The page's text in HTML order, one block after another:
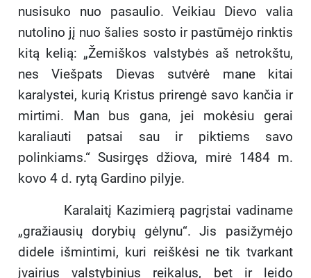
nusisuko nuo pasaulio. Veikiau Dievo valia
nutolino jį nuo šalies sosto ir pastūmėjo rinktis
kitą kelią: „Žemiškos valstybės aš netrokštu,
nes Viešpats Dievas sutvėrė mane kitai
karalystei, kurią Kristus prirengė savo kančia ir
mirtimi. Man bus gana, jei mokėsiu gerai
karaliauti patsai sau ir piktiems savo
polinkiams.“ Susirgęs džiova, mirė 1484 m.
kovo 4 d. rytą Gardino pilyje.
Karalaitį Kazimierą pagrįstai vadiname
„gražiausių dorybių gėlynu“. Jis pasižymėjo
didele išmintimi, kuri reiškėsi ne tik tvarkant
įvairius valstybinius reikalus, bet ir leido